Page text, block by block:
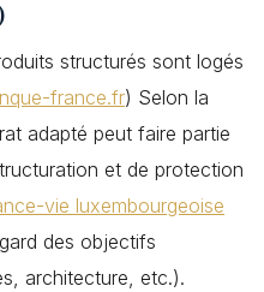
structurés sont logés
france.fr) Selon la
adapté peut faire partie
et de protection
vie luxembourgeoise
des objectifs
architecture, etc.).